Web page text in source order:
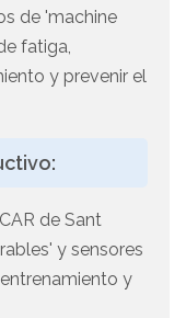
de 'machine
fatiga,
y prevenir el
de Sant
y sensores
y